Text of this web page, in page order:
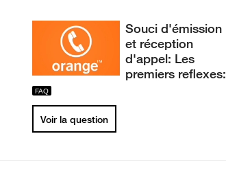
Souci d'émission
et réception
d'appel: Les
premiers reflexes:
Voir la question